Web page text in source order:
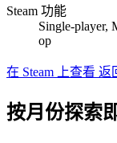
Steam 功能
Single-player,
op
在 Steam 上查看 返
按月份探索